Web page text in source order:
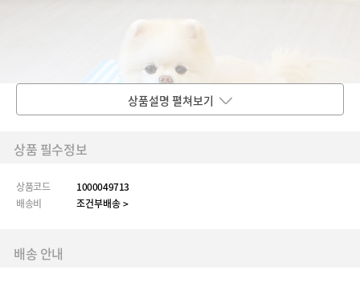
상품설명 펼쳐보기
상품 필수정보
상품코드
1000049713
배송비
조건부배송 >
배송 안내